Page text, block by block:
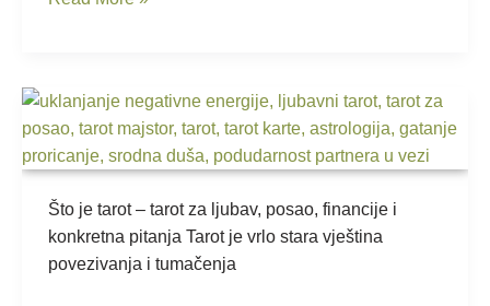
Što je tarot – tarot za ljubav, posao, financije i
konkretna pitanja Tarot je vrlo stara vještina
povezivanja i tumačenja
Što
je
tarot,
funkcionira
i
što